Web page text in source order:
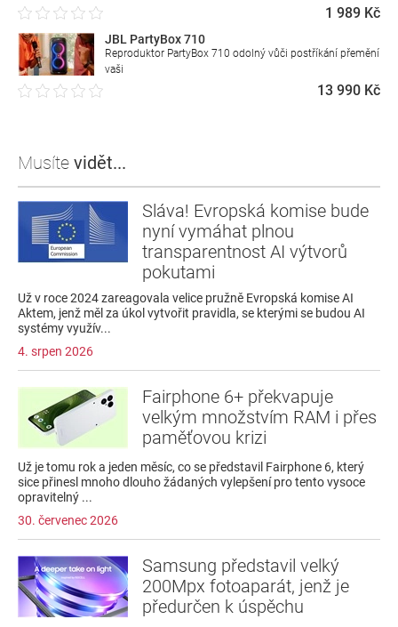
1 989 Kč
JBL PartyBox 710
Reproduktor PartyBox 710 odolný vůči postříkání přemění
vaši
13 990 Kč
Musíte vidět...
Sláva! Evropská komise bude
nyní vymáhat plnou
transparentnost AI výtvorů
pokutami
Už v roce 2024 zareagovala velice pružně Evropská komise AI
Aktem, jenž měl za úkol vytvořit pravidla, se kterými se budou AI
systémy využív...
4. srpen 2026
Fairphone 6+ překvapuje
velkým množstvím RAM i přes
paměťovou krizi
Už je tomu rok a jeden měsíc, co se představil Fairphone 6, který
sice přinesl mnoho dlouho žádaných vylepšení pro tento vysoce
opravitelný ...
30. červenec 2026
Samsung představil velký
200Mpx fotoaparát, jenž je
předurčen k úspěchu